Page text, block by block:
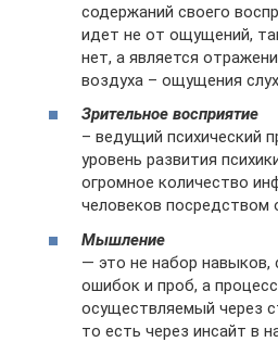
содержаний своего
идет не от ощущений,
нет, а является
воздуха – ощущения
Зрительное восприятие
– ведущий психический
уровень развития
огромное количество
человеков посредством
Мышление
— это не набор навыков,
ошибок и проб, а
осуществляемый через
то есть через инсайт в